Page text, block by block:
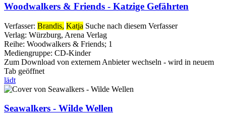
Woodwalkers & Friends - Katzige Gefährten
Verfasser: Brandis, Katja Suche nach diesem Verfasser
Verlag: Würzburg, Arena Verlag
Reihe: Woodwalkers & Friends; 1
Mediengruppe: CD-Kinder
Zum Download von externem Anbieter wechseln - wird in neuem
Tab geöffnet
lädt
Seawalkers - Wilde Wellen